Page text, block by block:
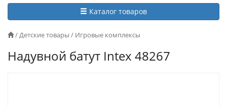
Каталог товаров
/Детские товары / Игровые комплексы
Надувной батут Intex 48267